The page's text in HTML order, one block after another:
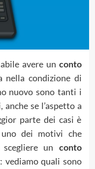
avere un conto
nella condizione di
nuovo sono tanti i
se l’aspetto a
parte dei casi è
dei motivi che
un conto
: vediamo quali sono